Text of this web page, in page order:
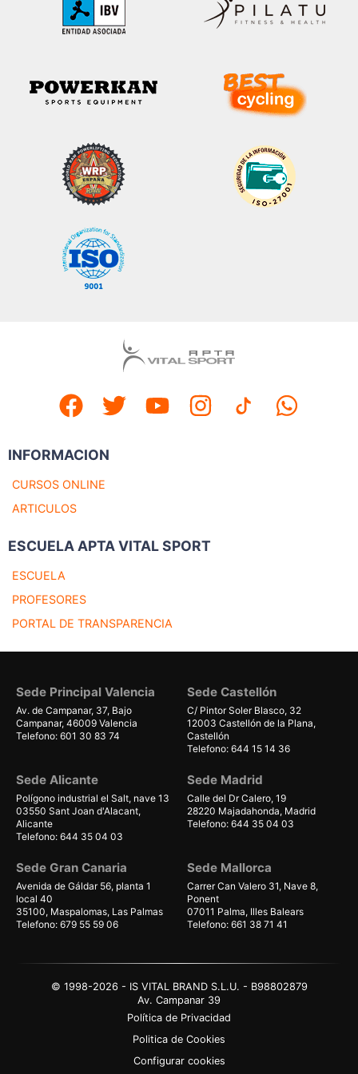
INFORMACION
CURSOS ONLINE
ARTICULOS
ESCUELA APTA VITAL SPORT
ESCUELA
PROFESORES
PORTAL DE TRANSPARENCIA
Sede Principal Valencia
Av. de Campanar, 37, Bajo
Campanar, 46009 Valencia
Telefono: 601 30 83 74
Sede Castellón
C/ Pintor Soler Blasco, 32
12003 Castellón de la Plana,
Castellón
Telefono: 644 15 14 36
Sede Alicante
Polígono industrial el Salt, nave 13
03550 Sant Joan d'Alacant,
Alicante
Telefono: 644 35 04 03
Sede Madrid
Calle del Dr Calero, 19
28220 Majadahonda, Madrid
Telefono: 644 35 04 03
Sede Gran Canaria
Avenida de Gáldar 56, planta 1
local 40
35100, Maspalomas, Las Palmas
Telefono: 679 55 59 06
Sede Mallorca
Carrer Can Valero 31, Nave 8,
Ponent
07011 Palma, Illes Balears
Telefono: 661 38 71 41
© 1998-2026 - IS VITAL BRAND S.L.U. - B98802879
Av. Campanar 39
Política de Privacidad
Politica de Cookies
Configurar cookies